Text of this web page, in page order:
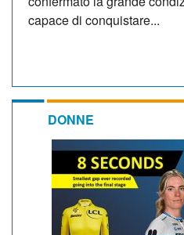
capace di conquistare...
DONNE